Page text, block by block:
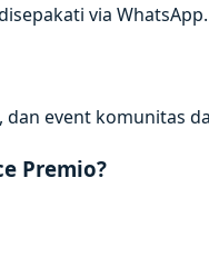
via WhatsApp.
event komunitas
Premio?